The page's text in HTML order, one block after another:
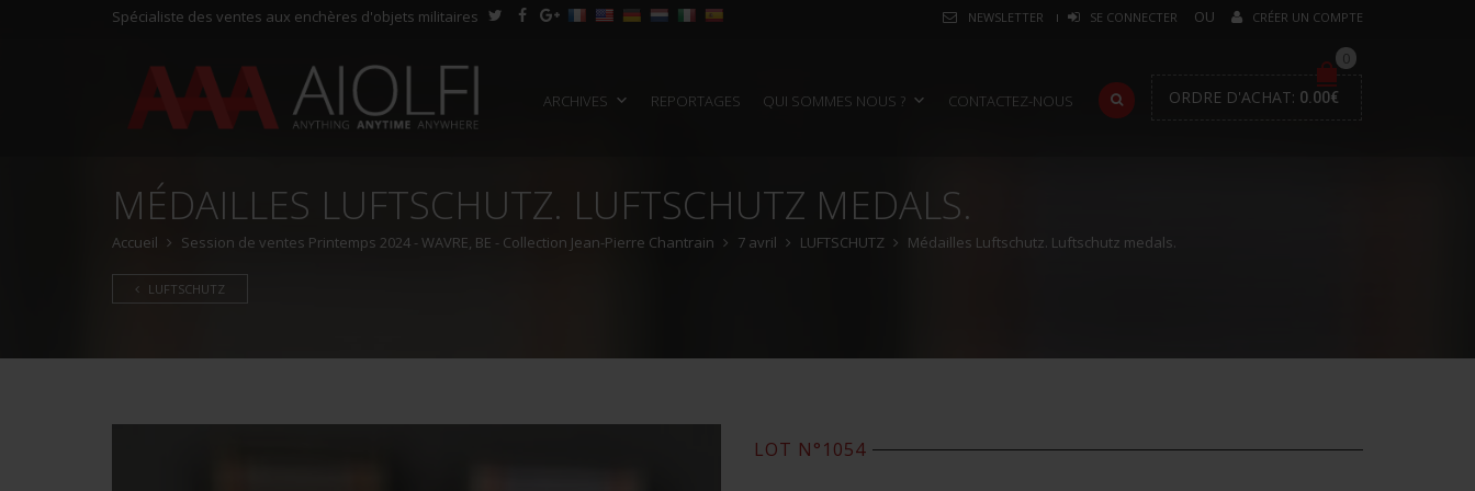
Spécialiste des ventes aux enchères d'objets militaires NEWSLETTER SE CONNECTER CRÉER UN COMPTE
ARCHIVES REPORTAGES QUI SOMMES NOUS ? CONTACTEZ-NOUS
0
ORDRE D'ACHAT: 0.00€
MÉDAILLES LUFTSCHUTZ. LUFTSCHUTZ MEDALS.
Accueil Session de ventes Printemps 2024 - WAVRE, BE - Collection Jean-Pierre Chantrain 7 avril LUFTSCHUTZ Médailles Luftschutz. Luftschutz medals.
LUFTSCHUTZ
LOT N°1054